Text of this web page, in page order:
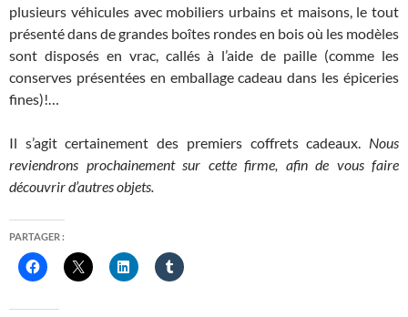
plusieurs véhicules avec mobiliers urbains et maisons, le tout
présenté dans de grandes boîtes rondes en bois où les modèles
sont disposés en vrac, callés à l’aide de paille (comme les
conserves présentées en emballage cadeau dans les épiceries
fines)!…
Il s’agit certainement des premiers coffrets cadeaux. Nous
reviendrons prochainement sur cette firme, afin de vous faire
découvrir d’autres objets.
PARTAGER :